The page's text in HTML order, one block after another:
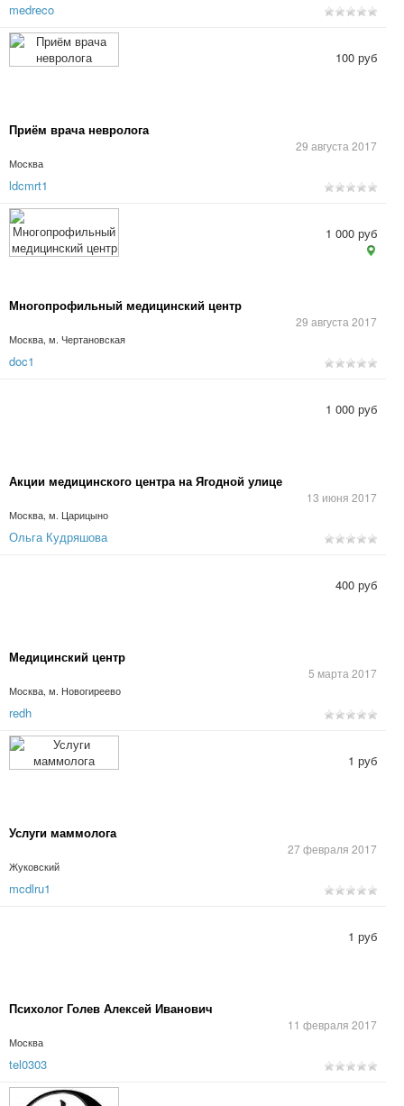
medreco
Приём врача невролога
29 августа 2017
Москва
100 руб
ldcmrt1
Многопрофильный медицинский центр
29 августа 2017
Москва, м. Чертановская
1 000 руб
doc1
Акции медицинского центра на Ягодной улице
13 июня 2017
Москва, м. Царицыно
1 000 руб
Ольга Кудряшова
Медицинский центр
5 марта 2017
Москва, м. Новогиреево
400 руб
redh
Услуги маммолога
27 февраля 2017
Жуковский
1 руб
mcdlru1
Психолог Голев Алексей Иванович
11 февраля 2017
Москва
1 руб
tel0303